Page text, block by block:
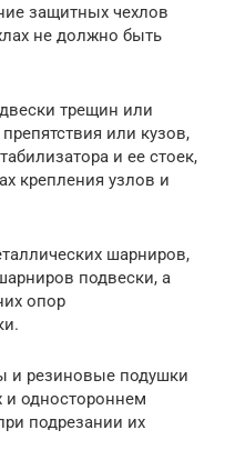
защитных чехлов
не должно быть
трещин или
или кузов,
и ее стоек,
крепления узлов и
шарниров,
подвески, а
опор
и резиновые подушки
и одностороннем
подрезании их